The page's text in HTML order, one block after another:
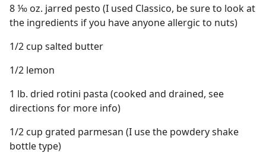
8 ⅒ oz. jarred pesto (I used Classico, be sure to look at
the ingredients if you have anyone allergic to nuts)
1/2 cup salted butter
1/2 lemon
1 lb. dried rotini pasta (cooked and drained, see
directions for more info)
1/2 cup grated parmesan (I use the powdery shake
bottle type)